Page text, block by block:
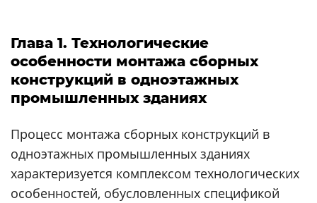
Глава 1. Технологические
особенности монтажа сборных
конструкций в одноэтажных
промышленных зданиях
Процесс монтажа сборных конструкций в
одноэтажных промышленных зданиях
характеризуется комплексом технологических
особенностей, обусловленных спецификой